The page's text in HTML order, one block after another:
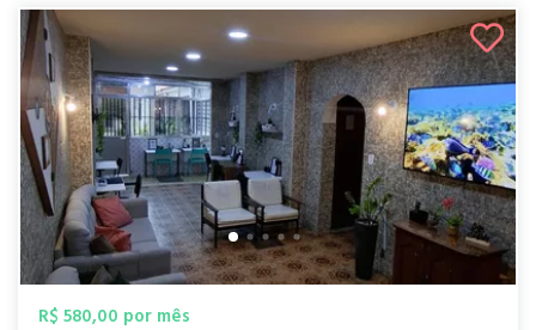
R$ 580,00 por mês